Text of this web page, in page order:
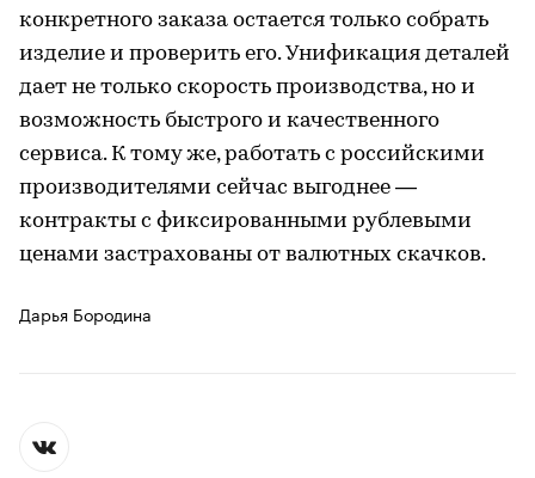
конкретного заказа остается только собрать
изделие и проверить его. Унификация деталей
дает не только скорость производства, но и
возможность быстрого и качественного
сервиса. К тому же, работать с российскими
производителями сейчас выгоднее —
контракты c фиксированными рублевыми
ценами застрахованы от валютных скачков.
Дарья Бородина